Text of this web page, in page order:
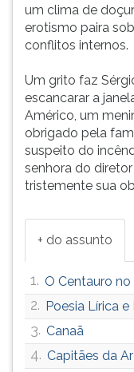
um clima de
erotismo paira
conflitos internos.
Um grito faz
escancarar a
Américo, um
obrigado pela
suspeito do
senhora do
tristemente sua
+ do assunto
1. O Centauro no
2. Poesia Lírica e
3. Canaã
4. Capitães da